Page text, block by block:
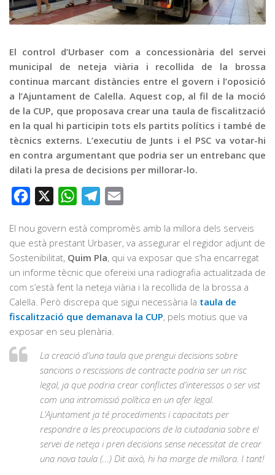
Publicitat
Contacte
El control d’Urbaser com a concessionària del servei
municipal de neteja viària i recollida de la brossa
continua marcant distàncies entre el govern i l’oposició
a l’Ajuntament de Calella. Aquest cop, al fil de la moció
de la CUP, que proposava crear una taula de fiscalització
en la qual hi participin tots els partits polítics i també de
tècnics externs. L’executiu de Junts i el PSC va votar-hi
en contra argumentant que podria ser un entrebanc que
dilati la presa de decisions per millorar-lo.
Facebook WhatsAppTelegram
El nou govern està compromès amb la millora dels serveis
que està prestant Urbaser, va assegurar el regidor adjunt de
Sostenibilitat, Quim Pla, qui va exposar que s’ha encarregat
un informe tècnic que ofereixi una radiografia actualitzada de
com s’està fent la neteja viària i la recollida de la brossa a
Calella. Però discrepa que sigui necessària la taula de
fiscalització que demanava la CUP, pels motius que va
exposar en seu plenària.
La creació d’una taula que prengui decisions sobre
sancions o rescissions de contracte podria ser un risc
legal, ja que podria crear conflictes d’interessos o ser vist
com una intromissió política en un afer legal.
L’Ajuntament ja té procediments i capacitats per
respondre a les preocupacions de la ciutadania sobre el
servei de neteja i pren decisions sense necessitat de crear
una nova taula (…) Dit això, hi ha marge de millora. I tant!